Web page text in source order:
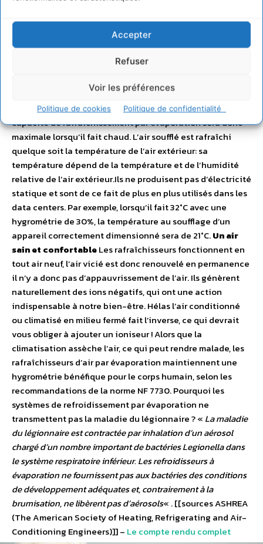
Accepter
Refuser
Voir les préférences
Politique de cookies Politique de confidentialité
Une efficacité croissantePlus l’air est chaud, plus la
climatisation naturelle est efficace. Contrairement aux
lieux où cette technologie est déja en place, 35 millions
l’humidité relative baisse lorsque la température
augmente. C’est vous dire l’efficacité potentielle ! La
capacité de rafraîchissement par évaporation sera donc
maximale lorsqu’il fait chaud. L’air soufflé est rafraîchi
quelque soit la température de l’air extérieur: sa
température dépend de la température et de l’humidité
relative de l’air extérieur.Ils ne produisent pas d’électricité
statique et sont de ce fait de plus en plus utilisés dans les
data centers. Par exemple, lorsqu’il fait 32°C avec une
hygrométrie de 30%, la température au soufflage d’un
appareil correctement dimensionné sera de 21°C.Un air
sain et confortableLes rafraîchisseurs fonctionnent en
tout air neuf, l’air vicié est donc renouvelé en permanence
il n’y a donc pas d’appauvrissement de l’air. Ils génèrent
naturellement des ions négatifs, qui ont une action
indispensable à notre bien-être. Hélas l’air conditionné
ou climatisé en milieu fermé fait l’inverse, ce qui devrait
vous obliger à ajouter un ioniseur ! Alors que la
climatisation assèche l’air, ce qui peut rendre malade, les
rafraîchisseurs d’air par évaporation maintiennent une
hygrométrie bénéfique pour le corps humain, selon les
recommandations de la norme NF 7730. Pourquoi les
systèmes de refroidissement par évaporation ne
transmettent pas la maladie du légionnaire ? « La maladie
du légionnaire est contractée par inhalation d’un aérosol
chargé d’un nombre important de bactéries Legionella dans
le système respiratoire inférieur. Les refroidisseurs à
évaporation ne fournissent pas aux bactéries des conditions
de développement adéquates et, contrairement à la
brumisation, ne libèrent pas d’aérosols« . [[sources ASHREA
(The American Society of Heating, Refrigerating and Air-
Conditioning Engineers)]] – Le compte rendu complet